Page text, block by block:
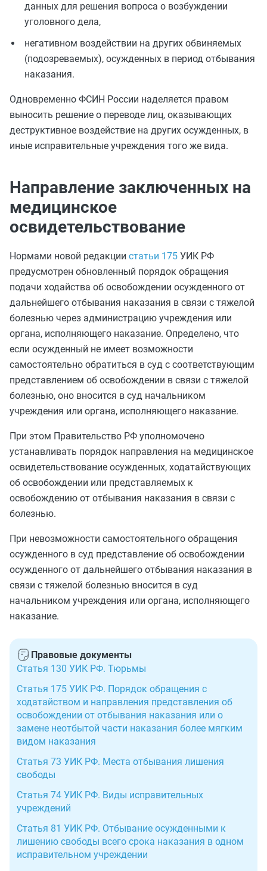
данных для решения вопроса о возбуждении
уголовного дела,
негативном воздействии на других обвиняемых
(подозреваемых), осужденных в период отбывания
наказания.
Одновременно ФСИН России наделяется правом
выносить решение о переводе лиц, оказывающих
деструктивное воздействие на других осужденных, в
иные исправительные учреждения того же вида.
Направление заключенных на
медицинское
освидетельствование
Нормами новой редакции статьи 175 УИК РФ
предусмотрен обновленный порядок обращения
подачи ходайства об освобождении осужденного от
дальнейшего отбывания наказания в связи с тяжелой
болезнью через администрацию учреждения или
органа, исполняющего наказание. Определено, что
если осужденный не имеет возможности
самостоятельно обратиться в суд с соответствующим
представлением об освобождении в связи с тяжелой
болезнью, оно вносится в суд начальником
учреждения или органа, исполняющего наказание.
При этом Правительство РФ уполномочено
устанавливать порядок направления на медицинское
освидетельствование осужденных, ходатайствующих
об освобождении или представляемых к
освобождению от отбывания наказания в связи с
болезнью.
При невозможности самостоятельного обращения
осужденного в суд представление об освобождении
осужденного от дальнейшего отбывания наказания в
связи с тяжелой болезнью вносится в суд
начальником учреждения или органа, исполняющего
наказание.
Правовые документы
Статья 130 УИК РФ. Тюрьмы
Статья 175 УИК РФ. Порядок обращения с
ходатайством и направления представления об
освобождении от отбывания наказания или о
замене неотбытой части наказания более мягким
видом наказания
Статья 73 УИК РФ. Места отбывания лишения
свободы
Статья 74 УИК РФ. Виды исправительных
учреждений
Статья 81 УИК РФ. Отбывание осужденными к
лишению свободы всего срока наказания в одном
исправительном учреждении